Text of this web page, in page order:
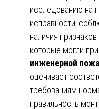
исследованию на
исправности,
наличия
которые могли
инженерной
оценивает
требованиям
правильность